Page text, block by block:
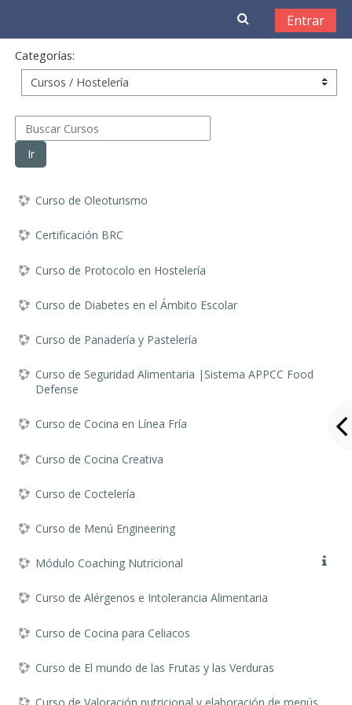
Entrar
Categorías:
Buscar Cursos
Ir
Curso de Oleoturismo
Certificación BRC
Curso de Protocolo en Hostelería
Curso de Diabetes en el Ámbito Escolar
Curso de Panadería y Pastelería
Curso de Seguridad Alimentaria |Sistema APPCC Food
Defense
Curso de Cocina en Línea Fría
Curso de Cocina Creativa
Curso de Coctelería
Curso de Menú Engineering
Módulo Coaching Nutricional
Curso de Alérgenos e Intolerancia Alimentaria
Curso de Cocina para Celiacos
Curso de El mundo de las Frutas y las Verduras